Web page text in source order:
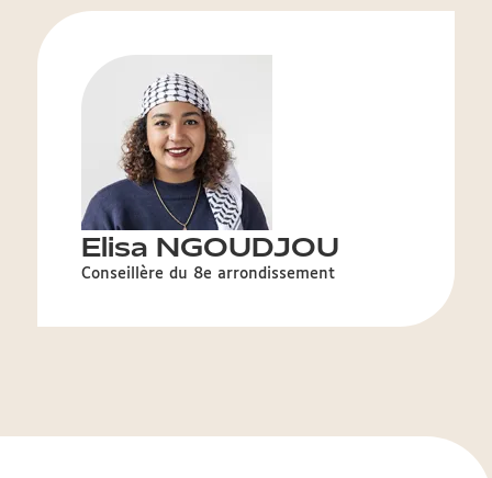
Elisa NGOUDJOU
Conseillère du 8e arrondissement